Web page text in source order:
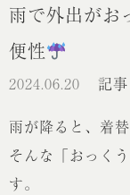
雨で外出がお
便性
2024.06.20
記事
雨が降ると、着
そんな「おっく
す。